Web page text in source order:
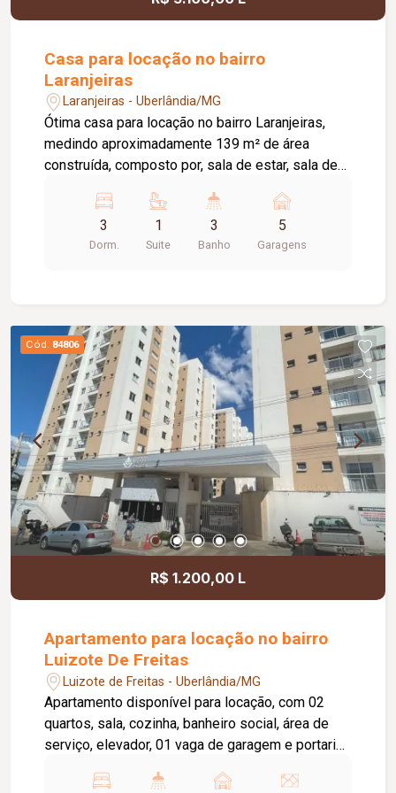
oferecer conforto, sofisticação e funcionalidade.
Casa para locação no bairro
Laranjeiras
Laranjeiras - Uberlândia/MG
Ótima casa para locação no bairro Laranjeiras,
medindo aproximadamente 139 m² de área
construída, composto por, sala de estar, sala de
sendo 01 suite, banheiro social, cozinha com
armários planejados cooktop e geladeira,
despensa e área de serviço, banheiro externo,
3
Dorm.
1
Suite
3
Banho
5
Garagens
Cód. 84806
R$ 1.200,00 L
Apartamento para locação no bairro
Luizote De Freitas
Luizote de Freitas - Uberlândia/MG
Apartamento disponível para locação, com 02
quartos, sala, cozinha, banheiro social, área de
serviço, elevador, 01 vaga de garagem e portaria
piscina e salão de festas, proporcionando mais